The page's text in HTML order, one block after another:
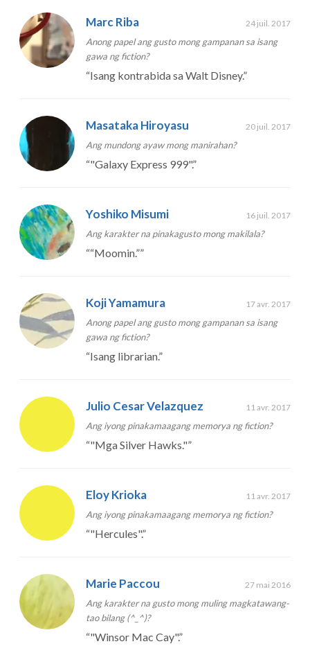
Marc Riba 24 juil. 2017
Anong papel ang gusto mong gampanan sa isang
gawa ng fiction?
“Isang kontrabida sa Walt Disney.”
Masataka Hiroyasu 20 juil. 2017
Ang mundong ayaw mong manirahan?
“"Galaxy Express 999".”
Yoshiko Misumi 16 juil. 2017
Ang karakter na pinakagusto mong makilala?
““Moomin.””
Koji Yamamura 17 avr. 2017
Anong papel ang gusto mong gampanan sa isang
gawa ng fiction?
“Isang librarian.”
Julio Cesar Velazquez 11 avr. 2017
Ang iyong pinakamaagang memorya ng fiction?
“"Mga Silver Hawks."”
Eloy Krioka 11 avr. 2017
Ang iyong pinakamaagang memorya ng fiction?
“"Hercules".”
Marie Paccou 27 mai 2016
Ang karakter na gusto mong muling magkatawang-
tao bilang (^_^)?
“"Winsor Mac Cay".”